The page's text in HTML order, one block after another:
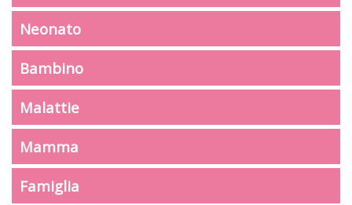
Neonato
Bambino
Malattie
Mamma
Famiglia